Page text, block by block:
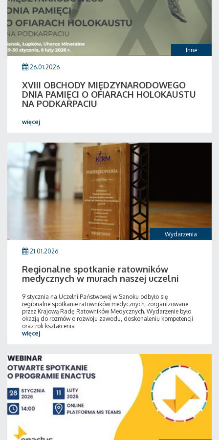
Inne
26.01.2026
XVIII OBCHODY MIĘDZYNARODOWEGO
DNIA PAMIĘCI O OFIARACH HOLOKAUSTU
NA PODKARPACIU
więcej
Wydarzenia
21.01.2026
Regionalne spotkanie ratowników
medycznych w murach naszej uczelni
9 stycznia na Uczelni Państwowej w Sanoku odbyło się
regionalne spotkanie ratowników medycznych, zorganizowane
przez Krajową Radę Ratowników Medycznych. Wydarzenie było
okazją do rozmów o rozwoju zawodu, doskonaleniu kompetencji
oraz roli kształcenia
więcej